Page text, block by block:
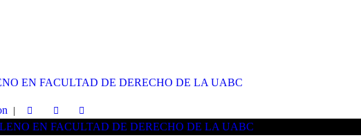
EN FACULTAD DE DERECHO DE LA UABC